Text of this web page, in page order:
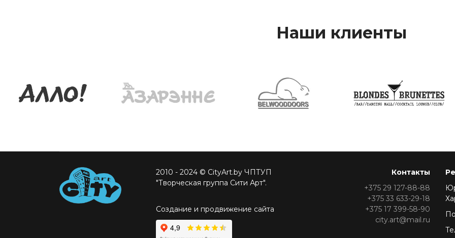
Наши клиенты
2010 - 2024 © CityArt.by ЧПТУП
"Творческая группа Сити Арт".
Создание и продвижение сайта
Контакты
+375 29 127-88-88
+375 33 633-29-18
+375 17 399-58-90
city.art@mail.ru